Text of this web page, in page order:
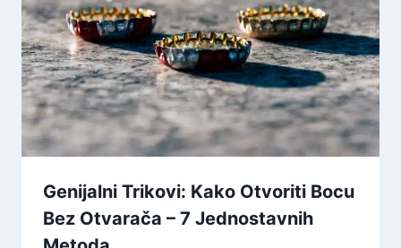
Genijalni Trikovi: Kako Otvoriti Bocu
Bez Otvarača – 7 Jednostavnih